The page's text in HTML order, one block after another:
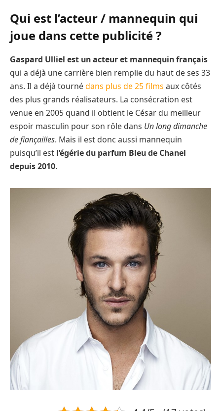
Qui est l’acteur / mannequin qui
joue dans cette publicité ?
Gaspard Ulliel est un acteur et mannequin français
qui a déjà une carrière bien remplie du haut de ses 33
ans. Il a déjà tournédans plus de 25 films aux côtés
des plus grands réalisateurs. La consécration est
venue en 2005 quand il obtient le César du meilleur
espoir masculin pour son rôle dans Un long dimanche
de fiançailles. Mais il est donc aussi mannequin
puisqu’il est l’égérie du parfum Bleu de Chanel
depuis 2010.